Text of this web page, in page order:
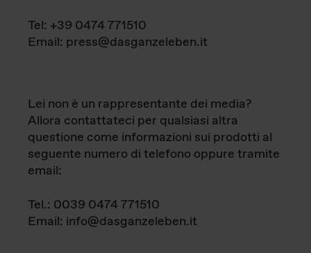
Tel: +39 0474 771510
Email: press@dasganzeleben.it
Lei non è un rappresentante dei media?
Allora contattateci per qualsiasi altra
questione come informazioni sui prodotti al
seguente numero di telefono oppure tramite
email:
Tel.: 0039 0474 771510
Email: info@dasganzeleben.it